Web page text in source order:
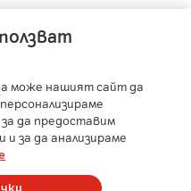
A1 Serbia - A1 Belarus
- A1 Slovenia
of A1 Group
може нашият сайт да
да предоставим
и за да анализираме